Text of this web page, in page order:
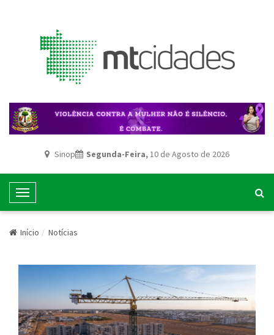
Sinop Segunda-Feira,10 de Agosto de 2026
T
o
g
e
v
i
Início Notícias